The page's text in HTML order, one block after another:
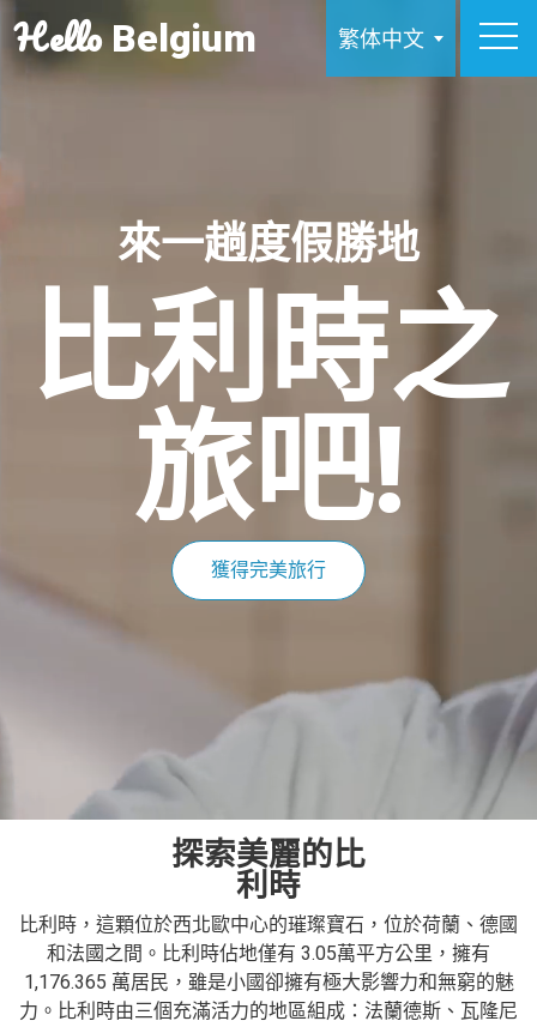
HelloBelgium 繁体中文
來一趟度假勝地
比利時之
旅吧!
獲得完美旅行
探索美麗的比
利時
比利時，這顆位於西北歐中心的璀璨寶石，位於荷蘭、德國
和法國之間。比利時佔地僅有 3.05萬平方公里，擁有
1,176.365 萬居民，雖是小國卻擁有極大影響力和無窮的魅
力。比利時由三個充滿活力的地區組成：法蘭德斯、瓦隆尼